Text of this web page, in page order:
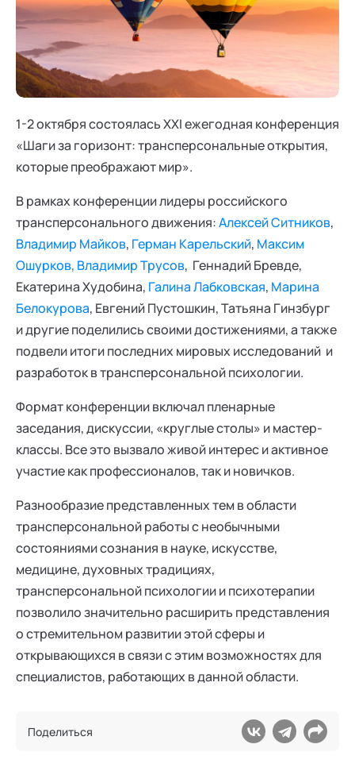
1-2 октября состоялась XXI ежегодная конференция
«Шаги за горизонт: трансперсональные открытия,
которые преображают мир».
В рамках конференции лидеры российского
трансперсонального движения:Алексей Ситников,
Владимир Майков, Герман Карельский, Максим
Ошурков, Владимир Трусов, Геннадий Бревде,
Екатерина Худобина, Галина Лабковская, Марина
Белокурова, Евгений Пустошкин, Татьяна Гинзбург
и другие поделились своими достижениями, а также
подвели итоги последних мировых исследований и
разработок в трансперсональной психологии.
Формат конференции включал пленарные
заседания, дискуссии, «круглые столы» и мастер-
классы. Все это вызвало живой интерес и активное
участие как профессионалов, так и новичков.
Разнообразие представленных тем в области
трансперсональной работы с необычными
состояниями сознания в науке, искусстве,
медицине, духовных традициях,
трансперсональной психологии и психотерапии
позволило значительно расширить представления
о стремительном развитии этой сферы и
открывающихся в связи с этим возможностях для
специалистов, работающих в данной области.
Поделиться
Профессионалам
Режим работы и тп